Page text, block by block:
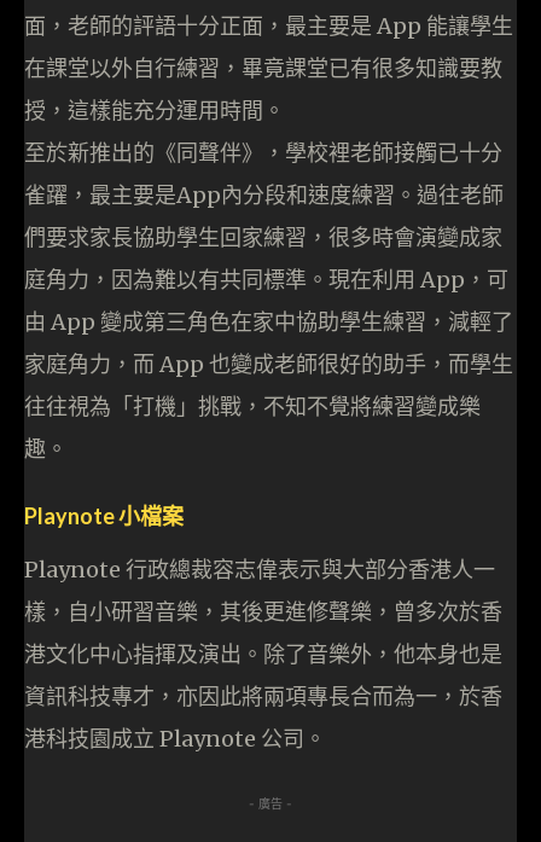
面，老師的評語十分正面，最主要是 App 能讓學生
在課堂以外自行練習，畢竟課堂已有很多知識要教
授，這樣能充分運用時間。
至於新推出的《同聲伴》，學校裡老師接觸已十分
雀躍，最主要是App內分段和速度練習。過往老師
們要求家長協助學生回家練習，很多時會演變成家
庭角力，因為難以有共同標準。現在利用 App，可
由 App 變成第三角色在家中協助學生練習，減輕了
家庭角力，而 App 也變成老師很好的助手，而學生
往往視為「打機」挑戰，不知不覺將練習變成樂
趣。
Playnote 小檔案
Playnote 行政總裁容志偉表示與大部分香港人一
樣，自小研習音樂，其後更進修聲樂，曾多次於香
港文化中心指揮及演出。除了音樂外，他本身也是
資訊科技專才，亦因此將兩項專長合而為一，於香
港科技園成立 Playnote 公司。
- 廣告 -